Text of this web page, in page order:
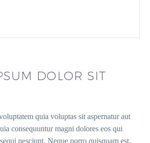
DOLOR SIT
quia voluptas sit aspernatur aut
consequuntur magni dolores eos qui
nesciunt. Neque porro quisquam est,